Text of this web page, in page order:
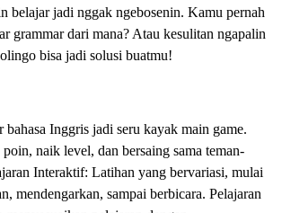
belajar jadi nggak ngebosenin. Kamu pernah
grammar dari mana? Atau kesulitan ngapalin
bisa jadi solusi buatmu!
Inggris jadi seru kayak main game.
naik level, dan bersaing sama teman-
Interaktif: Latihan yang bervariasi, mulai
mendengarkan, sampai berbicara. Pelajaran